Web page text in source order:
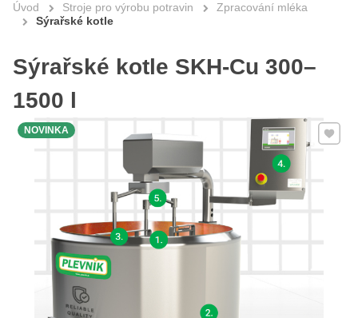
Úvod Stroje pro výrobu potravin
Zpracování mléka
Sýrařské kotle
Sýrařské kotle SKH-Cu 300–
1500 l
Přidat
NOVINKA